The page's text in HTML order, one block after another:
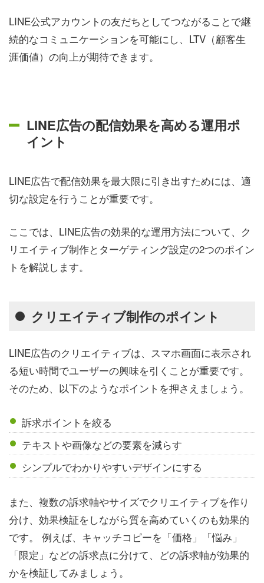
LINE公式アカウントの友だちとしてつながることで継
続的なコミュニケーションを可能にし、LTV（顧客生
涯価値）の向上が期待できます。
LINE広告の配信効果を高める運用ポ
イント
LINE広告で配信効果を最大限に引き出すためには、適
切な設定を行うことが重要です。
ここでは、LINE広告の効果的な運用方法について、ク
リエイティブ制作とターゲティング設定の2つのポイン
トを解説します。
クリエイティブ制作のポイント
LINE広告のクリエイティブは、スマホ画面に表示され
る短い時間でユーザーの興味を引くことが重要です。
そのため、以下のようなポイントを押さえましょう。
訴求ポイントを絞る
テキストや画像などの要素を減らす
シンプルでわかりやすいデザインにする
また、複数の訴求軸やサイズでクリエイティブを作り
分け、効果検証をしながら質を高めていくのも効果的
です。 例えば、キャッチコピーを「価格」「悩み」
「限定」などの訴求点に分けて、どの訴求軸が効果的
かを検証してみましょう。